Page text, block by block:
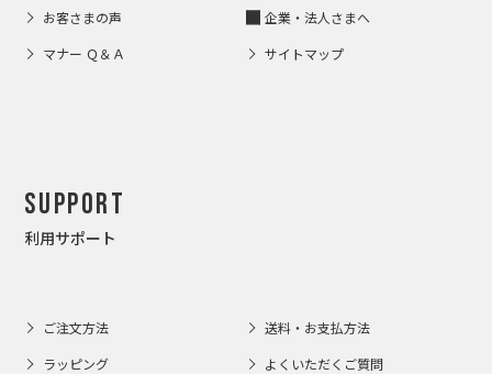
お客さまの声 企業・法人さまへ
マナー Ｑ＆Ａ サイトマップ
Support
利用サポート
ご注文方法 送料・お支払方法
ラッピング よくいただくご質問